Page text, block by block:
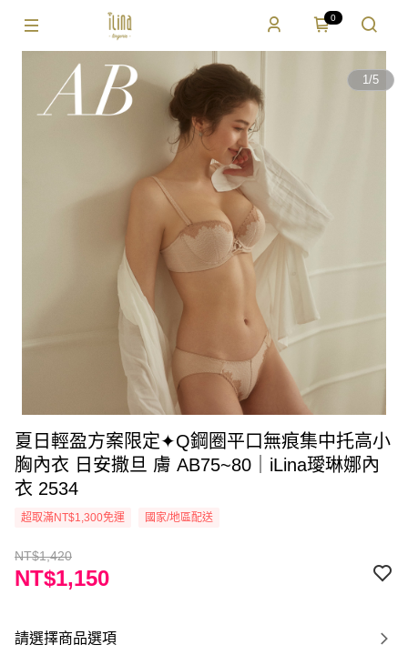
0
1/5
夏日輕盈方案限定✦Q鋼圈平口無痕集中托高小
胸內衣 日安撒旦 膚 AB75~80｜iLina璦琳娜內
衣 2534
超取滿NT$1,300免運 國家/地區配送
NT$1,420
NT$1,150
請選擇商品選項